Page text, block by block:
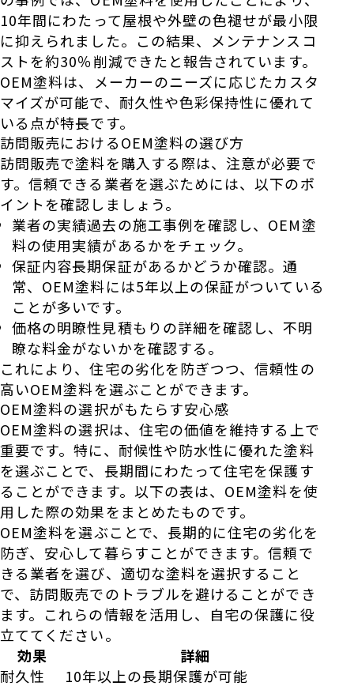
10年間にわたって屋根や外壁の色褪せが最小限
に抑えられました。この結果、メンテナンスコ
ストを約30％削減できたと報告されています。
OEM塗料は、メーカーのニーズに応じたカスタ
マイズが可能で、耐久性や色彩保持性に優れて
いる点が特長です。
訪問販売におけるOEM塗料の選び方
訪問販売で塗料を購入する際は、注意が必要で
す。信頼できる業者を選ぶためには、以下のポ
イントを確認しましょう。
業者の実績過去の施工事例を確認し、OEM塗
料の使用実績があるかをチェック。
保証内容長期保証があるかどうか確認。通
常、OEM塗料には5年以上の保証がついている
ことが多いです。
価格の明瞭性見積もりの詳細を確認し、不明
瞭な料金がないかを確認する。
これにより、住宅の劣化を防ぎつつ、信頼性の
高いOEM塗料を選ぶことができます。
OEM塗料の選択がもたらす安心感
OEM塗料の選択は、住宅の価値を維持する上で
重要です。特に、耐候性や防水性に優れた塗料
を選ぶことで、長期間にわたって住宅を保護す
ることができます。以下の表は、OEM塗料を使
用した際の効果をまとめたものです。
OEM塗料を選ぶことで、長期的に住宅の劣化を
防ぎ、安心して暮らすことができます。信頼で
きる業者を選び、適切な塗料を選択すること
で、訪問販売でのトラブルを避けることができ
ます。これらの情報を活用し、自宅の保護に役
立ててください。
効果
詳細
耐久性
10年以上の長期保護が可能